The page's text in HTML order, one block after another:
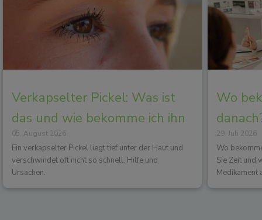
Verkapselter Pickel: Was ist
das und wie bekomme ich ihn
los?
05. August 2026
Ein verkapselter Pickel liegt tief unter der Haut und
verschwindet oft nicht so schnell. Hilfe und
Ursachen.
Wo
29. Juli 2026
Wo
Sie Zeit und
Medikament